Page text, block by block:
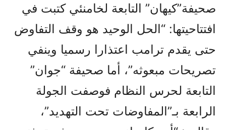
صحيفة”کيهان” التابعة لخامنئي كتبت في
افتتاحيتها: “الحل الوحيد هو وقف التفاوض
حتى يقدم ترامب اعتذارا رسميا وينفي
تصريحات مبعوثه”، أما صحيفة “جوان”
التابعة لحرس النظام فوصفت الجولة
الرابعة بـ”المفاوضات تحت التهديد”،